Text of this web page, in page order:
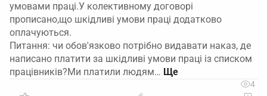
умовами праці.У колективному договорі
прописано,що шкідливі умови праці додатково
оплачуються.
Питання: чи обов'язково потрібно видавати наказ, де
написано платити за шкідливі умови праці із списком
працівників?Ми платили людям…
4